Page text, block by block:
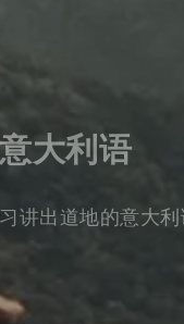
大利语
讲出道地的意大